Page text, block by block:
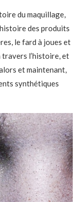
du maquillage,
des produits
le fard à joues et
travers l’histoire, et
et maintenant,
synthétiques